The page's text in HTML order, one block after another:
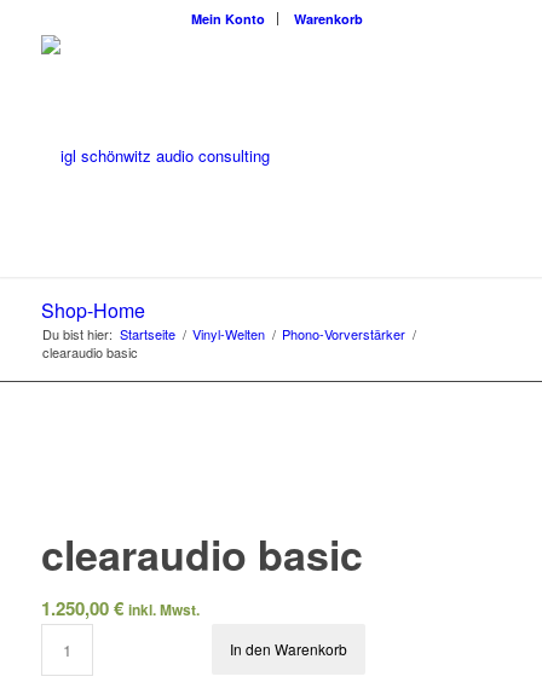
Mein Konto Warenkorb
Shop-Home
Du bist hier: Startseite / Vinyl-Welten / Phono-Vorverstärker /
clearaudio basic
clearaudio basic
1.250,00€ inkl. Mwst.
In den Warenkorb